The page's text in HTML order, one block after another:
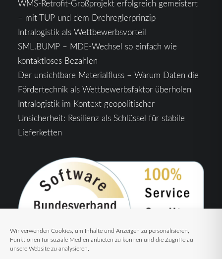
Wir verwenden Cookies, um Inhalte und Anzeigen zu personalisieren,
Funktionen für soziale Medien anbieten zu können und die Zugriffe auf
unsere Website zu analysieren.
WMS-Retrofit-Großprojekt erfolgreich gemeistert
– mit TUP und dem Drehreglerprinzip
Intralogistik als Wettbewerbsvorteil
SML.BUMP – MDE-Wechsel so einfach wie
kontaktloses Bezahlen
Der unsichtbare Materialfluss – Warum Daten die
Fördertechnik als Wettbewerbsfaktor überholen
Intralogistik im Kontext geopolitischer
Unsicherheit: Resilienz als Schlüssel für stabile
Lieferketten